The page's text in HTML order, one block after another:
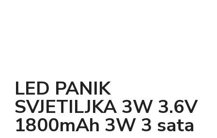
LED PANIK
SVJETILJKA 3W 3.6V
1800mAh 3W 3 sata